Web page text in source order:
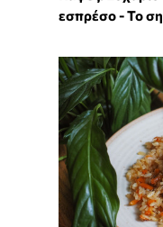
εσπρέσο - Το